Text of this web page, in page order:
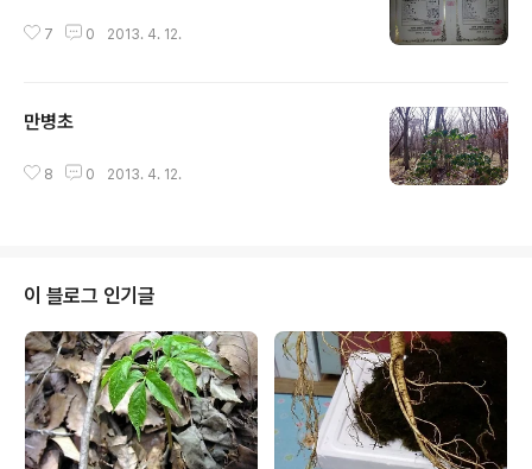
7 0 2013. 4. 12.
만병초
8 0 2013. 4. 12.
이 블로그 인기글